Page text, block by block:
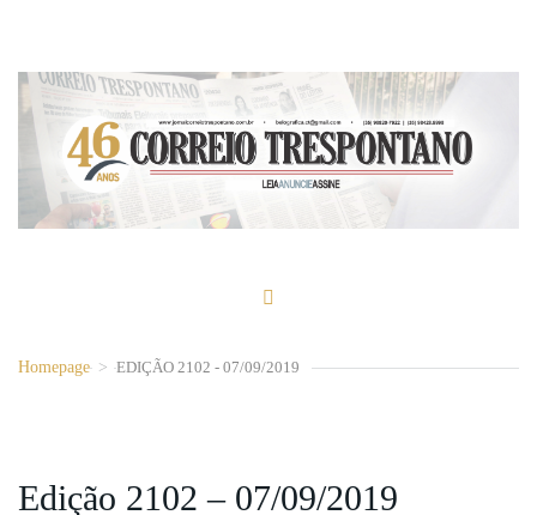
Homepage > EDIÇÃO 2102 - 07/09/2019
Edição 2102 – 07/09/2019